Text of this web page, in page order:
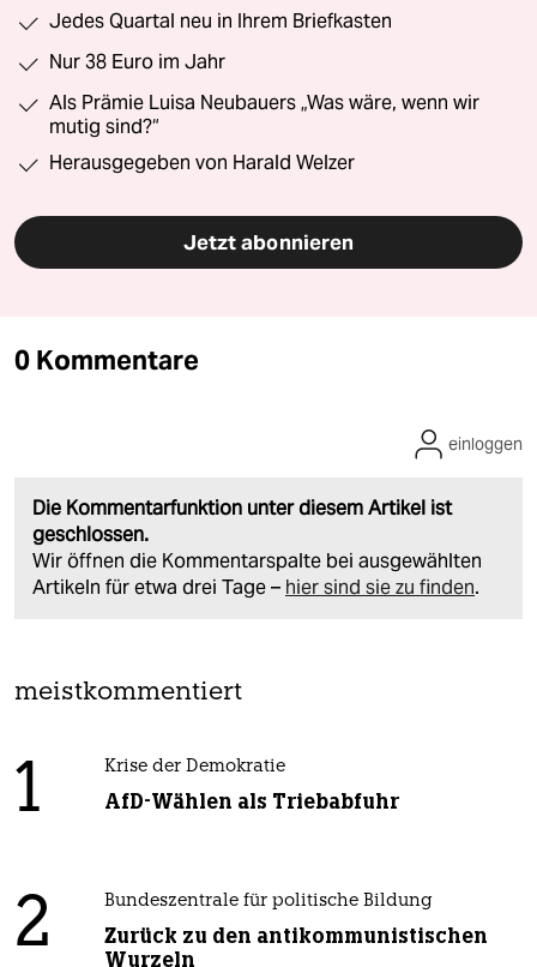
Jedes Quartal neu in Ihrem Briefkasten
Nur 38 Euro im Jahr
Als Prämie Luisa Neubauers „Was wäre, wenn wir
mutig sind?“
Herausgegeben von Harald Welzer
Jetzt abonnieren
0 Kommentare
Die Kommentarfunktion unter diesem Artikel ist
geschlossen.
Wir öffnen die Kommentarspalte bei ausgewählten
Artikeln für etwa drei Tage – hier sind sie zu finden.
einloggen
meistkommentiert
1 Krise der Demokratie
AfD-Wählen als Triebabfuhr
2 Bundeszentrale für politische Bildung
Zurück zu den antikommunistischen
Wurzeln